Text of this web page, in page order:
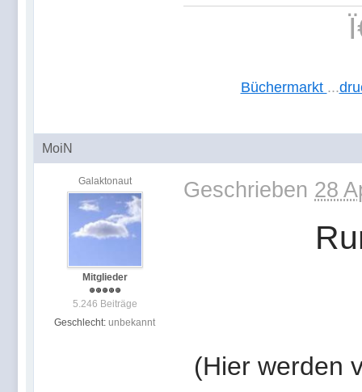
Büchermarkt ...
MoiN
Galaktonaut
Mitglieder
5.246 Beiträge
Geschlecht: unbekannt
Geschrieben 28
(Hier werden